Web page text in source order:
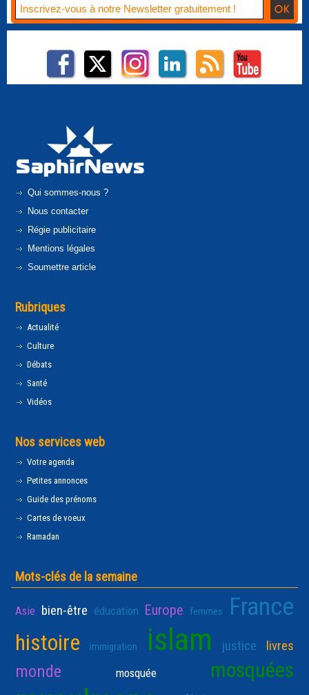
Qui sommes-nous ?
Nous contacter
Régie publicitaire
Mentions légales
Soumettre article
Rubriques
Actualité
Culture
Débats
Santé
Vidéos
Nos services web
Votre agenda
Petites annonces
Guide des prénoms
Cartes de voeux
Ramadan
Mots-clés de la semaine
Asie bien-être éducation Europe femmes France
histoire immigration islam justice livres
monde mosquée mosquées